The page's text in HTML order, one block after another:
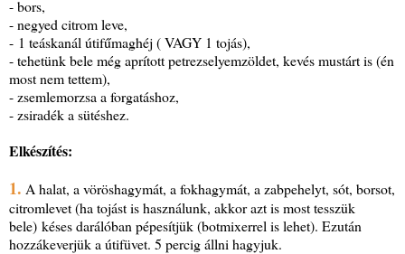
- bors,
- negyed citrom leve,
- 1 teáskanál útifűmaghéj ( VAGY 1 tojás),
- tehetünk bele még aprított petrezselyemzöldet, kevés mustárt is (én
most nem tettem),
- zsemlemorzsa a forgatáshoz,
- zsiradék a sütéshez.
Elkészítés:
1. A halat, a vöröshagymát, a fokhagymát, a zabpehelyt, sót, borsot,
citromlevet (ha tojást is használunk, akkor azt is most tesszük
bele) késes darálóban pépesítjük (botmixerrel is lehet). Ezután
hozzákeverjük a útifüvet. 5 percig állni hagyjuk.